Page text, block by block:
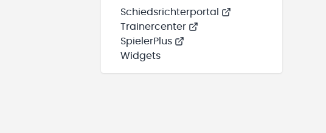
Schiedsrichterportal
Trainercenter
SpielerPlus
Widgets